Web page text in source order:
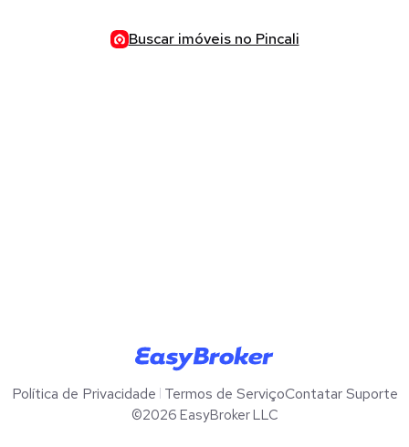
Buscar imóveis no Pincali
Política de Privacidade Termos de ServiçoContatar Suporte
©2026 EasyBrokerLLC